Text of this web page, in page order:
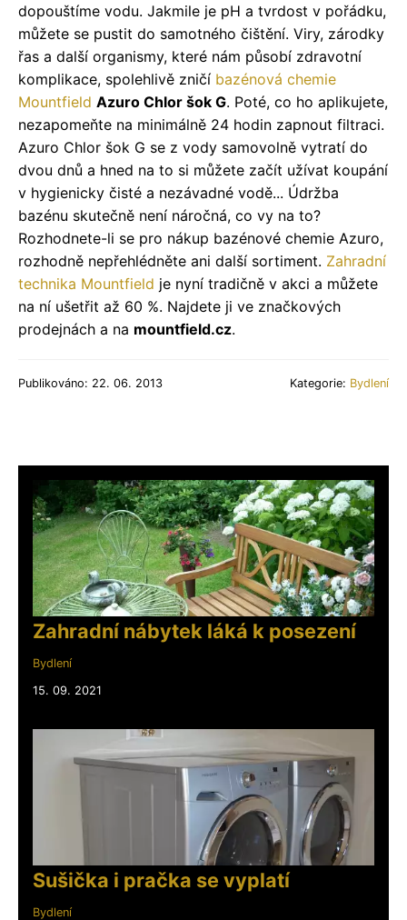
dopouštíme vodu. Jakmile je pH a tvrdost v pořádku,
můžete se pustit do samotného čištění. Viry, zárodky
řas a další organismy, které nám působí zdravotní
komplikace, spolehlivě zničí bazénová chemie
Mountfield Azuro Chlor šok G. Poté, co ho aplikujete,
nezapomeňte na minimálně 24 hodin zapnout filtraci.
Azuro Chlor šok G se z vody samovolně vytratí do
dvou dnů a hned na to si můžete začít užívat koupání
v hygienicky čisté a nezávadné vodě... Údržba
bazénu skutečně není náročná, co vy na to?
Rozhodnete-li se pro nákup bazénové chemie Azuro,
rozhodně nepřehlédněte ani další sortiment. Zahradní
technika Mountfield je nyní tradičně v akci a můžete
na ní ušetřit až 60 %. Najdete ji ve značkových
prodejnách a na mountfield.cz.
Publikováno: 22. 06. 2013 Kategorie: Bydlení
Zahradní nábytek láká k posezení
Bydlení
15. 09. 2021
Sušička i pračka se vyplatí
Bydlení